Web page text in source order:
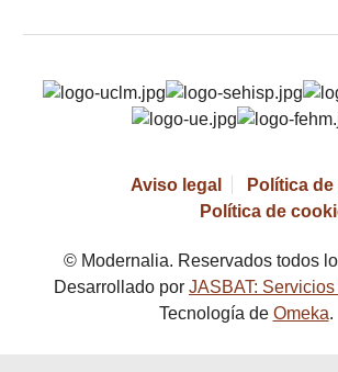
Aviso legal
Política
Política de
© Modernalia. Reservados todos
Desarrollado por JASBAT:
Tecnología de Omeka.